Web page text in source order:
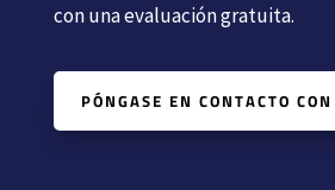
con una evaluación gratuita.
PÓNGASE EN CONTACTO